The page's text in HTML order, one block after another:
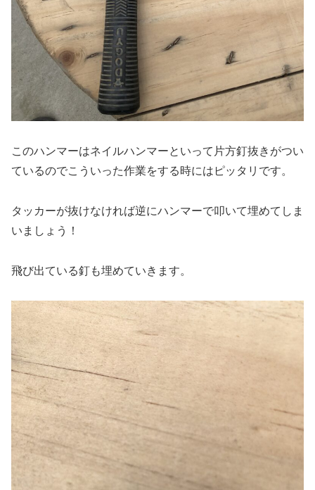
このハンマーはネイルハンマーといって片方釘抜きがつい
ているのでこういった作業をする時にはピッタリです。
タッカーが抜けなければ逆にハンマーで叩いて埋めてしま
いましょう！
飛び出ている釘も埋めていきます。